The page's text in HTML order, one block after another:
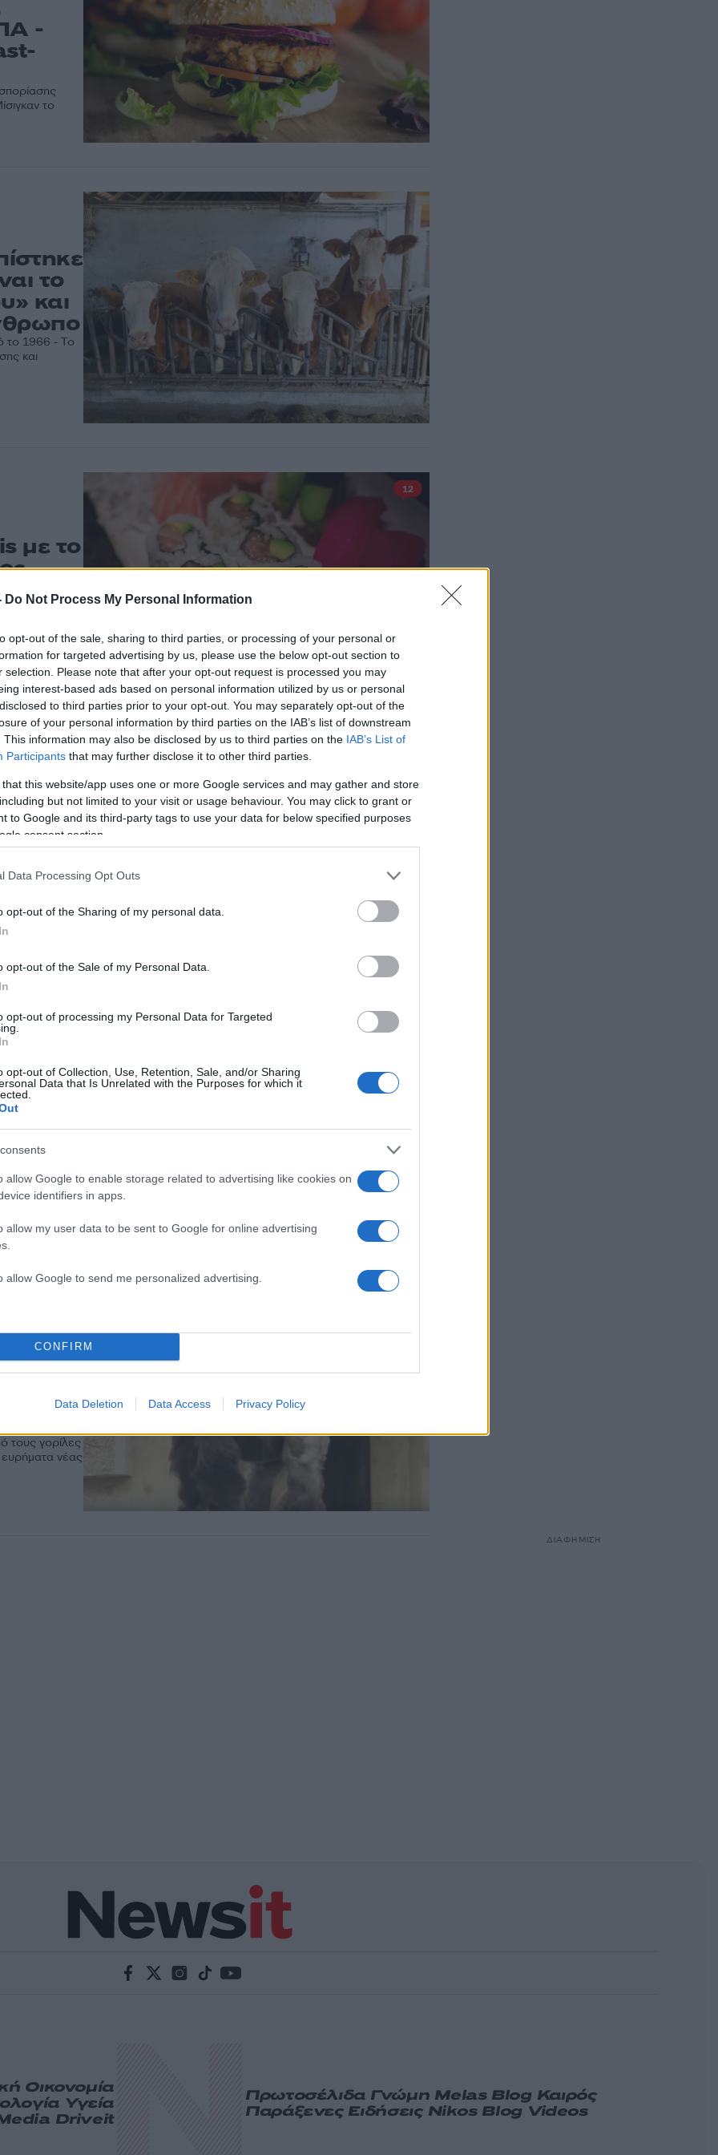
Do Not Process My Personal Information
opt-out of the sale, sharing to third parties, or processing of your personal or
for targeted advertising by us, please use the below opt-out section to
selection. Please note that after your opt-out request is processed you may
interest-based ads based on personal information utilized by us or personal
to third parties prior to your opt-out. You may separately opt-out of the
of your personal information by third parties on the IAB’s list of downstream
This information may also be disclosed by us to third parties on the IAB’s List of
Participants that may further disclose it to other third parties.
that this website/app uses one or more Google services and may gather and store
but not limited to your visit or usage behaviour. You may click to grant or
to Google and its third-party tags to use your data for below specified purposes
consent section.
Data Processing Opt Outs
opt-out of the Sharing of my personal data.
opt-out of the Sale of my Personal Data.
opt-out of processing my Personal Data for Targeted
opt-out of Collection, Use, Retention, Sale, and/or Sharing
Data that Is Unrelated with the Purposes for which it
allow Google to enable storage related to advertising like cookies on
identifiers in apps.
allow my user data to be sent to Google for online advertising
allow Google to send me personalized advertising.
CONFIRM
Data Deletion Data Access Privacy Policy
-
το
το
και
το 1966 - Το
και
με το
της
12
–
της
σύμφωνα
μεταφορά
τους γορίλες
νέας
ΔΙΑΦΗΜΙΣΗ
Οικονομία
Υγεία
Driveit
Πρωτοσέλιδα Γνώμη Melas Blog Καιρός
Παράξενες Ειδήσεις Nikos Blog Videos